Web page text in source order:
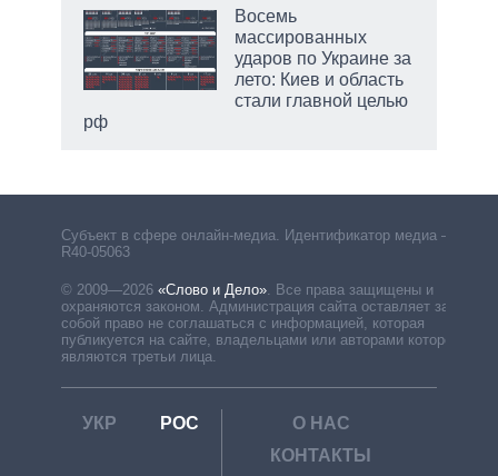
Восемь
массированных
ударов по Украине за
лето: Киев и область
стали главной целью
рф
Субъект в сфере онлайн-медиа. Идентификатор медиа –
R40-05063
© 2009—2026 «Слово и Дело». Все права защищены и
охраняются законом. Администрация сайта оставляет за
собой право не соглашаться с информацией, которая
публикуется на сайте, владельцами или авторами которой
являются третьи лица.
УКР РОС
О НАС
КОНТАКТЫ